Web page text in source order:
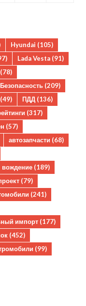
Hyundai (105)
Lada Vesta (91)
(78)
Безопасность (209)
(49) ПДД (136)
(317)
(57)
автозапчасти (68)
вождение (189)
(79)
(241)
импорт (177)
(452)
(99)